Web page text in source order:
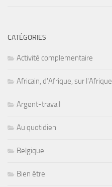
CATÉGORIES
Activité complementaire
Africain, d'Afrique, sur l'Afrique
Argent-travail
Au quotidien
Belgique
Bien être